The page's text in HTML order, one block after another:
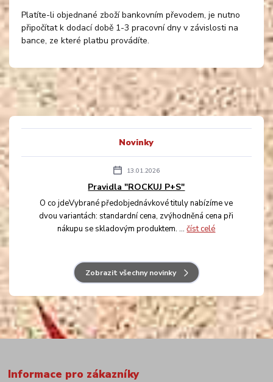
Novinky
13.01.2026
Pravidla "ROCKUJ P+S"
O co jdeVybrané předobjednávkové tituly nabízíme ve
dvou variantách: standardní cena, zvýhodněná cena při
nákupu se skladovým produktem. ...číst celé
Zobrazit všechny novinky
Platíte-li objednané zboží bankovním převodem, je nutno
připočítat k dodací době 1-3 pracovní dny v závislosti na
bance, ze které platbu provádíte.
Informace pro zákazníky